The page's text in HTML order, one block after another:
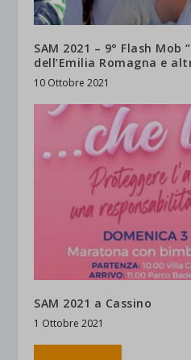
SAM 2021 – 9° Flash
dell’Emilia Romagna e
10 Ottobre 2021
SAM 2021 a Cassino
1 Ottobre 2021